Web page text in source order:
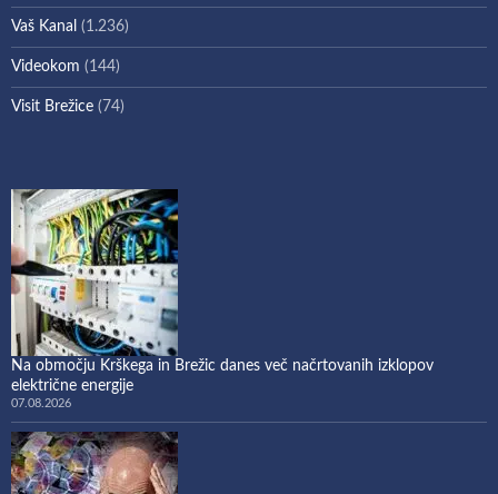
Vaš Kanal (1.236)
Videokom (144)
Visit Brežice (74)
Na območju Krškega in Brežic danes več načrtovanih izklopov
električne energije
07.08.2026